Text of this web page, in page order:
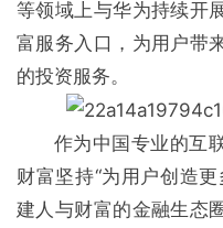
等领域上与华为持续开
富服务入口，为用户带
的投资服务。
作为中国专业的互
财富坚持“为用户创造
建人与财富的金融生态